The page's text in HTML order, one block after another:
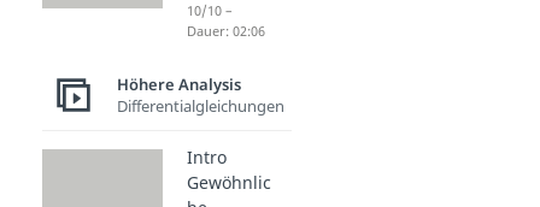
10/10 –
Dauer: 02:06
Höhere Analysis
Differentialgleichungen
Intro
Gewöhnlic